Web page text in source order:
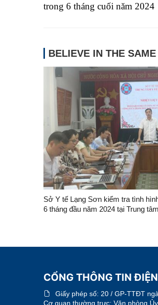
trong 6 tháng cuối năm 2024
BELIEVE IN THE
Sở Y tế Lạng Sơn kiểm tra tình
6 tháng đầu năm 2024 tại Trung
CỔNG THÔNG TIN
Giấy phép số: 20 / GP-TTĐT
Cơ quan thường trực: Văn phòng